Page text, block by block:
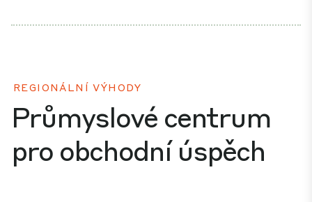
REGIONÁLNÍ VÝHODY
Průmyslové centrum
pro obchodní úspěch